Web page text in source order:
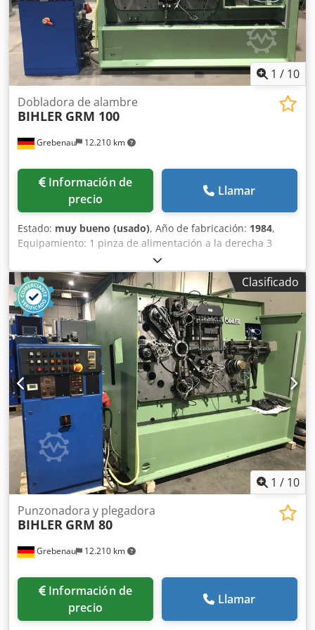
1 / 10
Grebenau 12.210 km
Dobladora de alambre
BIHLER GRM 100
Información de
precio
Llamar
Estado: muy bueno (usado), Año de fabricación: 1984,
Equipamiento: 1 pinza de alimentación a la derecha 3
módulos de prensa á 180 kN = Total 540 kN. 4 unidades de
carro normal 1 unidad de carro estrecho Rango de trabajo:
Chedpfx Aema S Nrjgdja Grosor del alambre: hasta 10 mm
Ancho de banda: hasta 100 mm Longitud de avance: hasta
250 mm Producción: hasta 135/min
Clasificado
1 / 10
Grebenau 12.210 km
Punzonadora y plegadora
BIHLER GRM 80
Información de
precio
Llamar